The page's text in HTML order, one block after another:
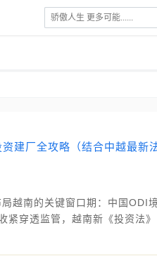
建厂全攻略（结合中越最新
越南的关键窗口期：中国ODI境
紧穿透监管，越南新《投资法》